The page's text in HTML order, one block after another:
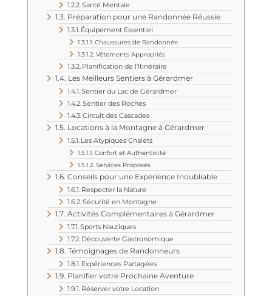
Santé Mentale
Préparation pour une Randonnée Réussie
Équipement Essentiel
Chaussures de Randonnée
Vêtements Appropriés
Planification de l’Itinéraire
Les Meilleurs Sentiers à Gérardmer
Sentier du Lac de Gérardmer
Sentier des Roches
Circuit des Cascades
Locations à la Montagne à Gérardmer
Les Atypiques Chalets
Confort et Authenticité
Services Proposés
Conseils pour une Expérience Inoubliable
Respecter la Nature
Sécurité en Montagne
Activités Complémentaires à Gérardmer
Sports Nautiques
Découverte Gastronomique
Témoignages de Randonneurs
Expériences Partagées
Planifier votre Prochaine Aventure
Réserver votre Location